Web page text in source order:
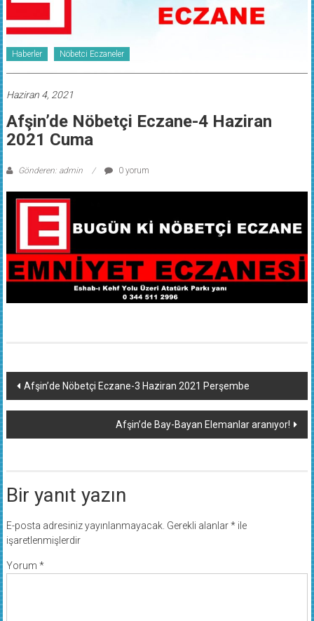
Haberler Nöbetci Eczaneler
Haziran 4, 2021
Afşin’de Nöbetçi Eczane-4 Haziran
2021 Cuma
Gönderen: admin 0 yorum
Yazı
dolaşımı
Afşin’de Nöbetçi Eczane-3 Haziran 2021 Perşembe
Afşin’de Bay-Bayan Elemanlar aranıyor!
Bir yanıt yazın
E-posta adresiniz yayınlanmayacak. Gerekli alanlar*ile
işaretlenmişlerdir
Yorum *